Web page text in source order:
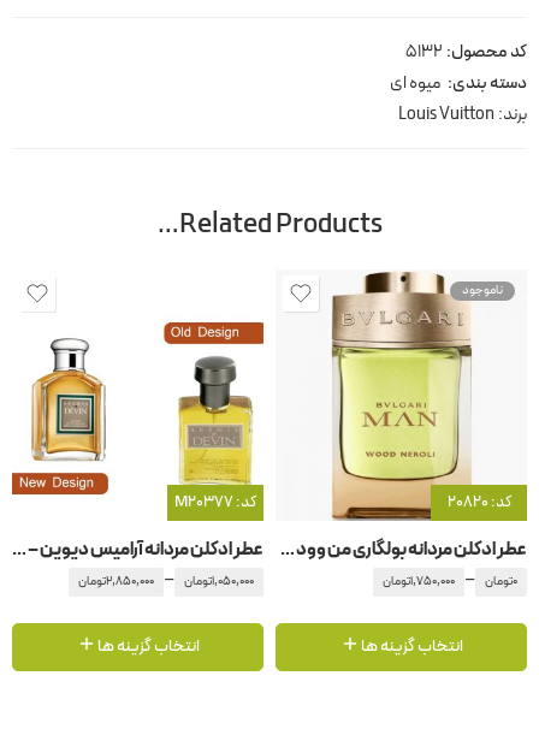
کد محصول: 5132
دسته بندی: میوه ای
برند: Louis Vuitton
Related Products…
ناموجود
کد: 20820
عطر ادکلن مردانه بولگاری من وود نرولی
0تومان –
1,750,000تومان
انتخاب گزینه ها
کد: M20377
عطر ادکلن مردانه آرامیس دیوین – دوین
1,050,000تومان –
2,850,000تومان
انتخاب گزینه ها